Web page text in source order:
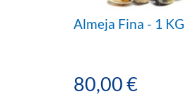
Almeja Fina - 1 KG
80,00 €